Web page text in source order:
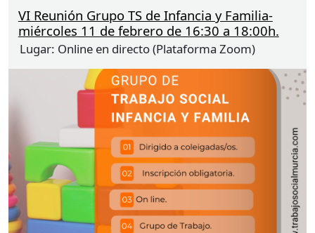
Trabajo Social Clínico.
Inscripción imprescindible y gratuitahasta el 9
de enero de 2026.
Convocatoria de reunión
En función de las necesidades detectadas y de las
demandas recibidas se crea el grupo de Trabajo
Social Clínico con fecha 16/01/2025 con la finalidad
de impulsar un grupo (reunión de profesionales
interesadas/os en abordar y trabajar diferentes
cuestiones) que contribuya a la práctica profesional
y al conocimiento sobre el Trabajo Social Clínico.
VI Reunión Grupo TS de Infancia y Familia-
miércoles 11 de febrero de 16:30 a 18:00h.
Lugar: Online en directo (Plataforma Zoom)